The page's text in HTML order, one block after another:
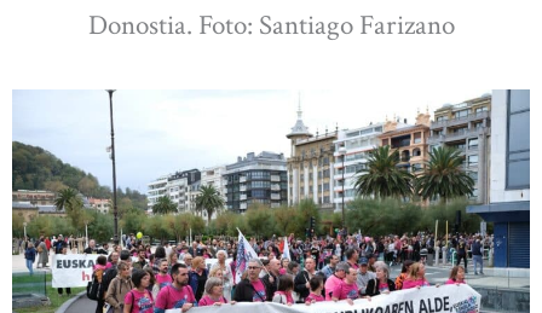
Donostia. Foto: Santiago Farizano